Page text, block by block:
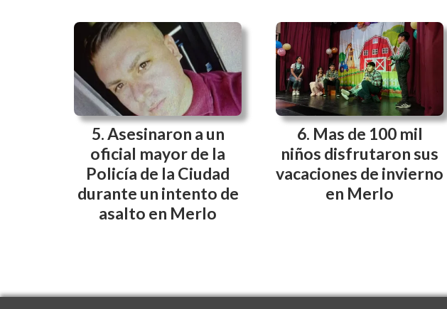
Asesinaron a un
oficial mayor de la
Policía de la Ciudad
durante un intento de
asalto en Merlo
Mas de 100 mil
niños disfrutaron sus
vacaciones de invierno
en Merlo